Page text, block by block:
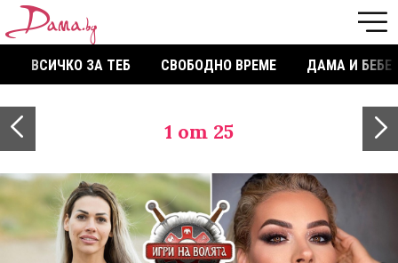
ВСИЧКО ЗА ТЕБ СВОБОДНО ВРЕМЕ ДАМА И БЕБЕ
1 от 25